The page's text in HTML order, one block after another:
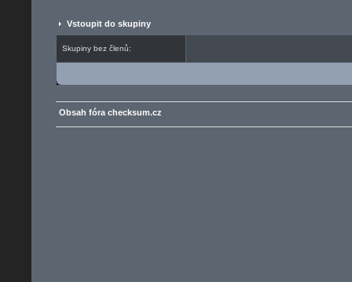
Vstoupit do skupiny
Skupiny bez členů:
Obsah fóra checksum.cz